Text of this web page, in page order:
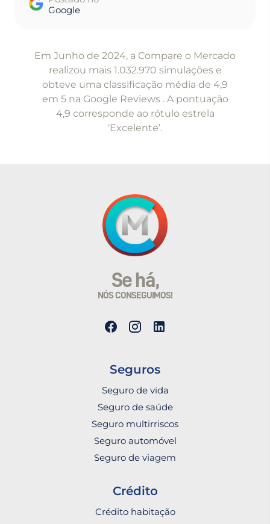
Google
Em Junho de 2024, a Compare o Mercado
realizou mais 1.032.970 simulações e
obteve uma classificação média de 4,9
em 5 na Google Reviews . A pontuação
4,9 corresponde ao rótulo estrela
‘Excelente’.
Se há,
NÓS CONSEGUIMOS!
Seguros
Seguro de vida
Seguro de saúde
Seguro multirriscos
Seguro automóvel
Seguro de viagem
Crédito
Crédito habitação